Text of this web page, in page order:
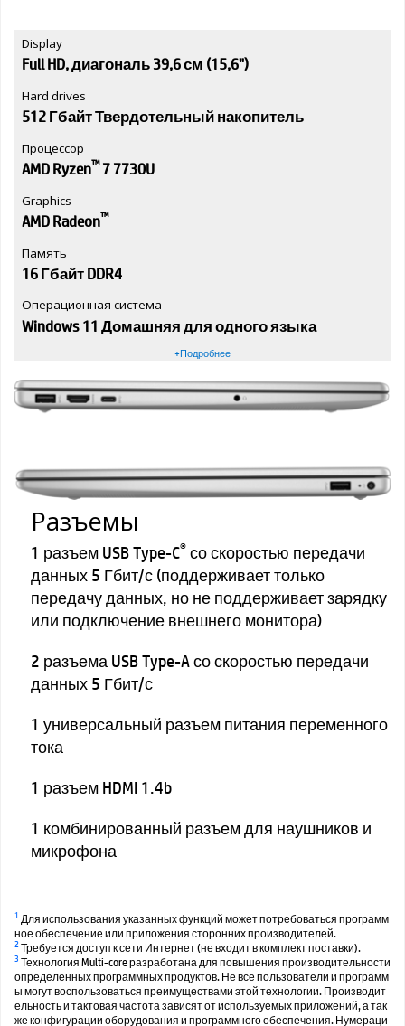
Display
Full HD, диагональ 39,6 см (15,6")
Hard drives
512 Гбайт Твердотельный накопитель
Процессор
AMD Ryzen™7 7730U
Graphics
AMD Radeon™
Память
16 Гбайт DDR4
Операционная система
Windows 11 Домашняя для одного языка
+Подробнее
Разъемы
1 разъем USB Type-C® со скоростью передачи
данных 5 Гбит/с (поддерживает только
передачу данных, но не поддерживает зарядку
или подключение внешнего монитора)
2 разъема USB Type-A со скоростью передачи
данных 5 Гбит/с
1 универсальный разъем питания переменного
тока
1 разъем HDMI 1.4b
1 комбинированный разъем для наушников и
микрофона
1 Для использования указанных функций может потребоваться программ
ное обеспечение или приложения сторонних производителей.
2Требуется доступ к сети Интернет (не входит в комплект поставки).
3 Технология Multi-core разработана для повышения производительности
определенных программных продуктов. Не все пользователи и программ
ы могут воспользоваться преимуществами этой технологии. Производит
ельность и тактовая частота зависят от используемых приложений, а так
же конфигурации оборудования и программного обеспечения. Нумераци